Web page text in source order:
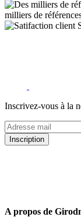
milliers de
Inscrivez-vous à la
Inscription
A propos de